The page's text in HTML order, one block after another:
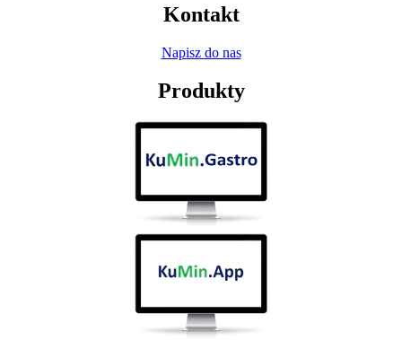
Kontakt
Napisz do nas
Produkty